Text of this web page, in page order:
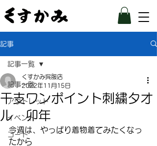
記事
記事一覧
アウトレット
イベント
コート
記事一覧
干支ワンポイント刺繍タオ
ル 卯年
くすかみ呉服店
2022年11月15日
今週は、やっぱり着物着てみたくなっ
たから